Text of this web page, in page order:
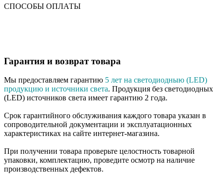
СПОСОБЫ ОПЛАТЫ
Гарантия и возврат товара
Мы предоставляем гарантию 5 лет на светодиодныю (LED)
продукцию и источники света. Продукция без светодиодных
(LED) источников света имеет гарантию 2 года.
Срок гарантийного обслуживания каждого товара указан в
сопроводительной документации и эксплуатационных
характеристиках на сайте интернет-магазина.
При получении товара проверьте целостность товарной
упаковки, комплектацию, проведите осмотр на наличие
производственных дефектов.